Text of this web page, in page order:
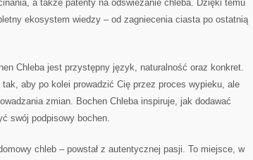
a także patenty na odświeżanie chleba. Dzięki temu
ekosystem wiedzy – od zagniecenia ciasta po ostatnią
Chleba jest przystępny język, naturalność oraz konkret.
tak, aby po kolei prowadzić Cię przez proces wypieku, ale
zmian. Bochen Chleba inspiruje, jak dodawać
swój podpisowy bochen.
chleb – powstał z autentycznej pasji. To miejsce, w